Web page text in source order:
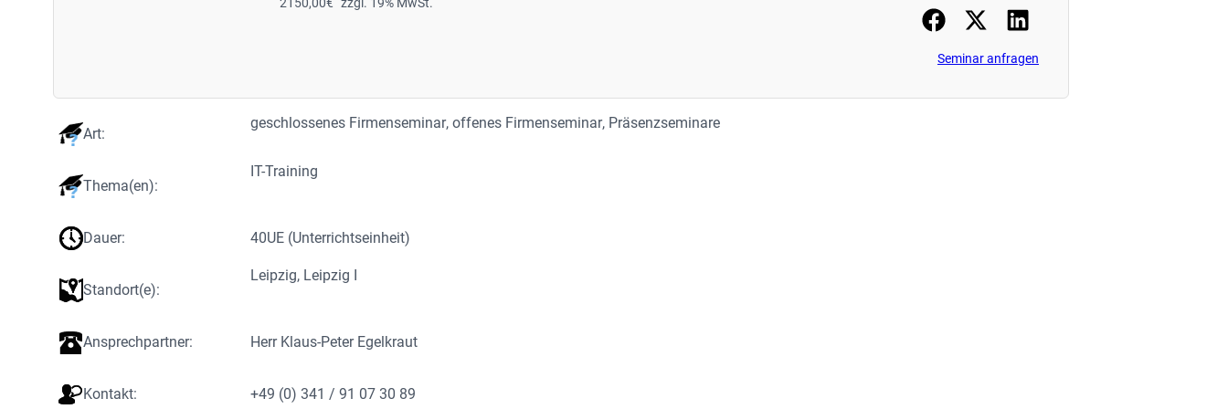
Seminar anfragen
Art:
geschlossenes Firmenseminar, offenes Firmenseminar, Präsenzseminare
Thema(en):
IT-Training
Dauer: 40UE (Unterrichtseinheit)
Standort(e):
Leipzig, Leipzig I
Ansprechpartner: Herr Klaus-Peter Egelkraut
Kontakt: +49 (0) 341 / 91 07 30 89